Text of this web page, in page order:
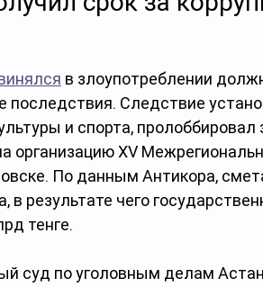
в злоупотреблении
Следствие
и спорта, пролоббировал
организацию XV
По данным Антикора,
результате чего
тенге.
суд по уголовным делам